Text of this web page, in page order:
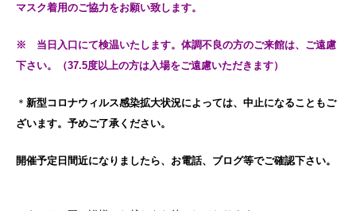
マスク着用のご協力をお願い致します。
※ 当日入口にて検温いたします。体調不良の方のご来館は、ご遠慮
下さい。（37.5度以上の方は入場をご遠慮いただきます）
＊ 新型コロナウィルス感染拡大状況によっては、中止になることもご
ざいます。予めご了承ください。
開催予定日間近になりましたら、お電話、ブログ等でご確認下さい。